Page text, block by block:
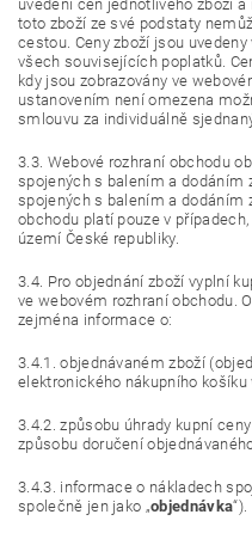
uvedení cen jednotlivého zboží
toto zboží ze své podstaty
cestou. Ceny zboží jsou
všech souvisejících poplatků.
kdy jsou zobrazovány ve
ustanovením není omezena
smlouvu za individuálně
3.3. Webové rozhraní obchodu
spojených s balením a dodáním
spojených s balením a dodáním
obchodu platí pouze v
území České republiky.
3.4. Pro objednání zboží vyplní
ve webovém rozhraní obchodu.
zejména informace o:
3.4.1. objednávaném zboží
elektronického nákupního
3.4.2. způsobu úhrady kupní
způsobu doručení
3.4.3. informace o nákladech
společně jen jako „objednávka“).